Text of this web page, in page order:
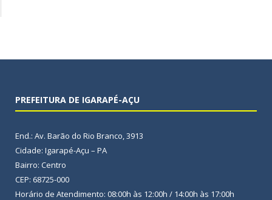
PREFEITURA DE IGARAPÉ-AÇU
End.: Av. Barão do Rio Branco, 3913
Cidade: Igarapé-Açu – PA
Bairro: Centro
CEP: 68725-000
Horário de Atendimento: 08:00h às 12:00h / 14:00h às 17:00h